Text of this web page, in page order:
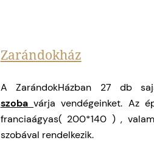
Zarándokház
A ZarándokHázban 27 db
szoba várja vendégeinket. Az
franciaágyas( 200*140 ) ,
szobával rendelkezik.